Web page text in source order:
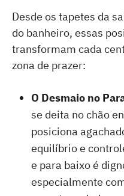
Desde os tapetes da
do banheiro, essas
transformam cada
zona de prazer:
O Desmaio no
se deita no chão
posiciona
equilíbrio e
e para baixo é
especialmente